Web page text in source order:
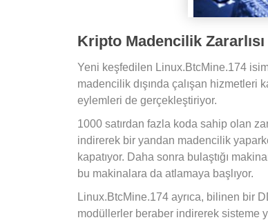
Kripto Madencilik
Yeni keşfedilen Linux.BtcMine.174
madencilik dışında çalışan hizmetleri
eylemleri de gerçekleştiriyor.
1000 satırdan fazla koda sahip olan
indirerek bir yandan madencilik
kapatıyor. Daha sonra bulaştığı
bu makinalara da atlamaya başlıyor.
Linux.BtcMine.174 ayrıca, bilinen bir
modüllerler beraber indirerek sisteme